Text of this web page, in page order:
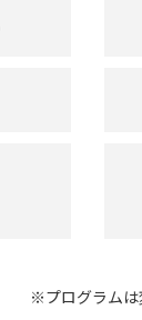
※プログラムは